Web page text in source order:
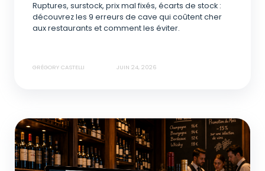
Ruptures, surstock, prix mal fixés, écarts de stock :
découvrez les 9 erreurs de cave qui coûtent cher
aux restaurants et comment les éviter.
GRÉGORY CASTELLI JUIN 24, 2026